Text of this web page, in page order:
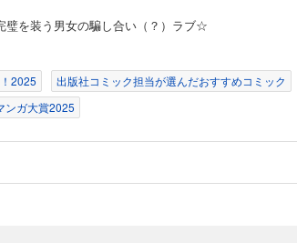
璧を装う男女の騙し合い（？）ラブ☆
2025 出版社コミック担当が選んだおすすめコミック
ンガ大賞2025